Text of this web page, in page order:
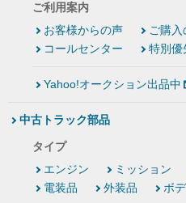
ご利用案内
お客様からの声
ご購
コールセンター
特別優
Yahoo!オークション出品中
中古トラック部品
タイプ
エンジン
ミッション
電装品
外装品 ボ